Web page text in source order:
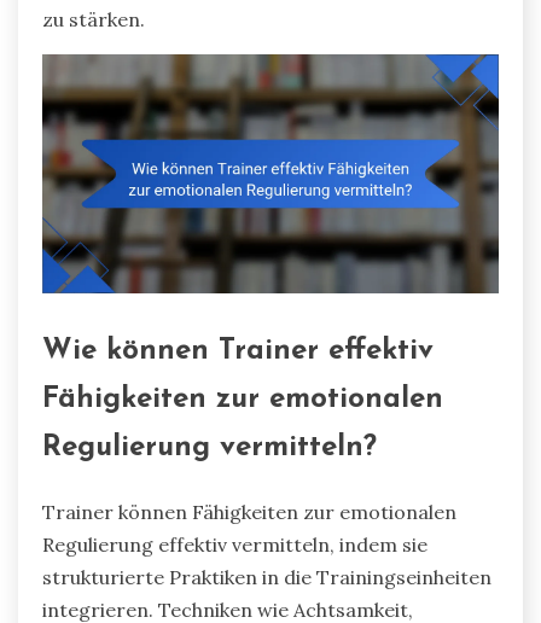
zu stärken.
Wie können Trainer effektiv
Fähigkeiten zur emotionalen
Regulierung vermitteln?
Trainer können Fähigkeiten zur emotionalen
Regulierung effektiv vermitteln, indem sie
strukturierte Praktiken in die Trainingseinheiten
integrieren. Techniken wie Achtsamkeit,